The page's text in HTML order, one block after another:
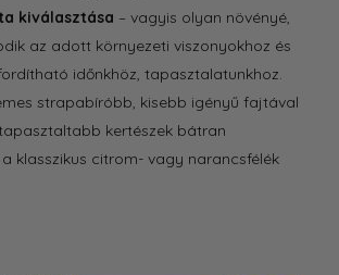
kiválasztása – vagyis olyan növényé,
az adott környezeti viszonyokhoz és
időnkhöz, tapasztalatunkhoz.
strapabíróbb, kisebb igényű fajtával
kertészek bátran
klasszikus citrom- vagy narancsfélék